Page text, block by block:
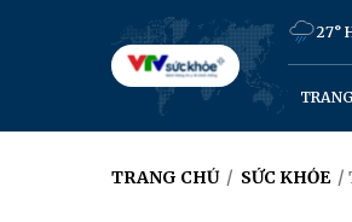
27°
TRANG CHỦ / SỨC KHỎE /